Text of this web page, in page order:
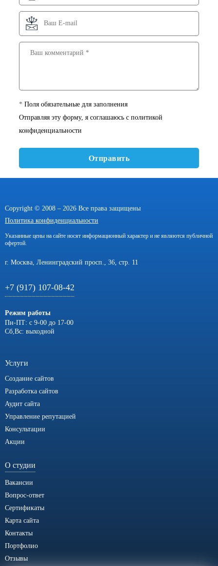
* Поля обязательные для заполнения
Отправляя эту форму, я соглашаюсь с политикой
конфиденциальности
Отправить
Copyright © 2008 – 2026 Все права защищены
Политика конфиденциальности
Указанные цены на сайте носят информационный характер и не являются публичной
офертой.
г. Москва, Ленинградский просп., 36, стр. 11
+7 (917) 107-08-42
Режим работы
Пн-ПТ: с 9-00 до 17-00
Сб,Вс: выходной
Услуги
Создание сайтов
Разработка сайтов
Аудит сайта
Управление репутацией
Консультации
Акции
О студии
Вакансии
Вопрос-ответ
Сертификаты
Карта сайта
Контакты
Портфолио
Отзывы